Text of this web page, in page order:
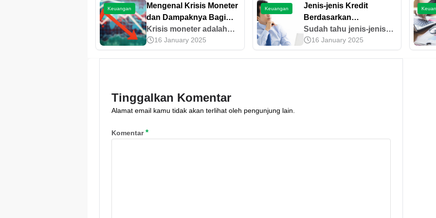
Keuangan
Mengenal Krisis Moneter
dan Dampaknya Bagi
Perekonomian
Krisis moneter adalah
situasi yang terjadi ketika
sebuah negara
dampaknya pada
ekonomi di sini!
16 January 2025
Keuangan
Jenis-jenis Kredit
Berdasarkan
Pengelompokannya
Sudah tahu jenis-jenis
kredit berdasarkan
pengelompokannya,
16 January 2025
Tinggalkan Komentar
Alamat email kamu tidak akan terlihat oleh pengunjung lain.
Komentar*